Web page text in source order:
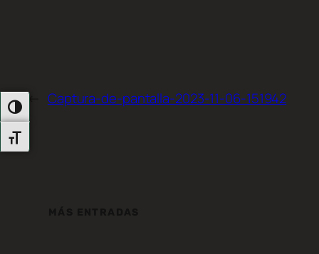
Alternar Alto Contraste
Alternar Tamaño De Letra
← Captura-de-pantalla-2023-11-06-151942